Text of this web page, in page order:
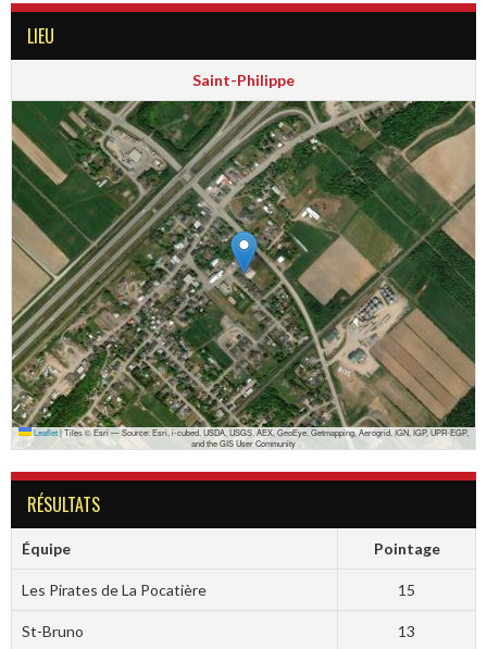
LIEU
Saint-Philippe
Leaflet|Tiles © Esri — Source: Esri, i-cubed, USDA, USGS, AEX, GeoEye, Getmapping, Aerogrid, IGN, IGP, UPR-EGP,
and the GIS User Community
RÉSULTATS
Équipe Pointage
Les Pirates de La Pocatière 15
St-Bruno 13